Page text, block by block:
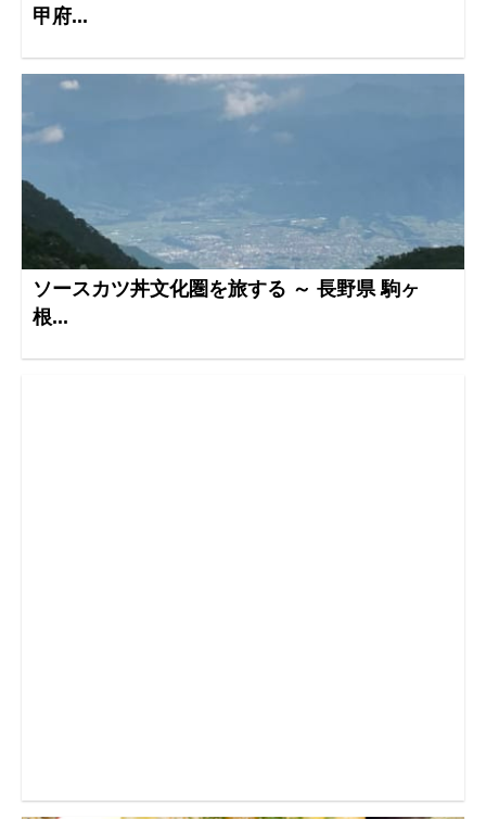
甲府...
ソースカツ丼文化圏を旅する ～ 長野県 駒ヶ
根...